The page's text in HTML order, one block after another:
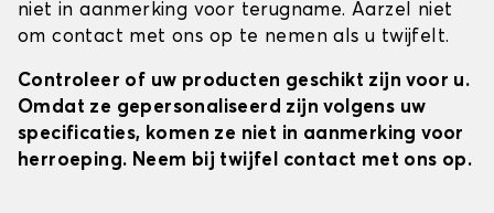
niet in aanmerking voor terugname. Aarzel niet
om contact met ons op te nemen als u twijfelt.
Controleer of uw producten geschikt zijn voor u.
Omdat ze gepersonaliseerd zijn volgens uw
specificaties, komen ze niet in aanmerking voor
herroeping. Neem bij twijfel contact met ons op.